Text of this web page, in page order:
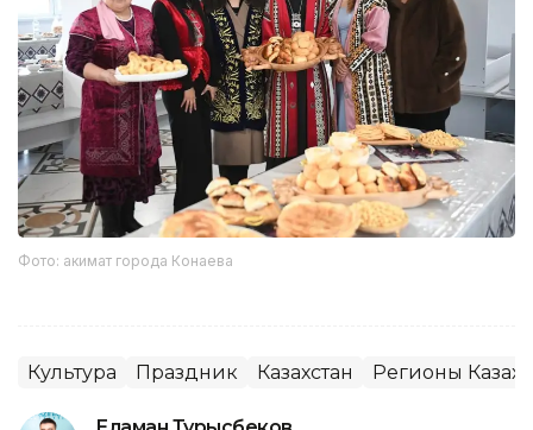
Фото: акимат города Конаева
Культура Праздник Казахстан Регионы